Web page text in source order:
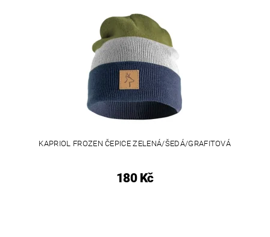
KAPRIOL FROZEN ČEPICE ZELENÁ/ŠEDÁ/GRAFITOVÁ
180 Kč